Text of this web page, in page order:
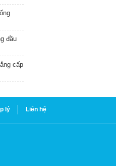
đầu
cấp
lý Liên hệ